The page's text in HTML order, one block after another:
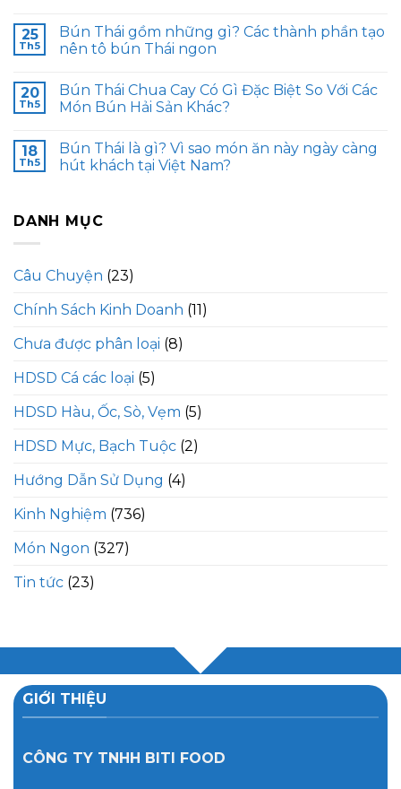
25
Th5
Bún Thái gồm những gì? Các thành phần tạo
nên tô bún Thái ngon
20
Th5
Bún Thái Chua Cay Có Gì Đặc Biệt So Với Các
Món Bún Hải Sản Khác?
18
Th5
Bún Thái là gì? Vì sao món ăn này ngày càng
hút khách tại Việt Nam?
DANH MỤC
Câu Chuyện (23)
Chính Sách Kinh Doanh (11)
Chưa được phân loại (8)
HDSD Cá các loại (5)
HDSD Hàu, Ốc, Sò, Vẹm (5)
HDSD Mực, Bạch Tuộc (2)
Hướng Dẫn Sử Dụng (4)
Kinh Nghiệm (736)
Món Ngon (327)
Tin tức (23)
GIỚI THIỆU
CÔNG TY TNHH BITI FOOD